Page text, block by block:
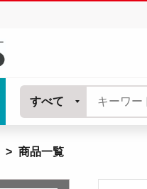
すべて
商品一覧